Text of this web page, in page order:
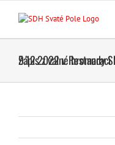
Zápis z valné hromady SDH Svaté Pole